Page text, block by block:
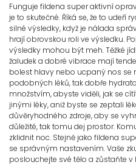
Funguje fildena super aktivní
je to skutečné. Říká se, že to udeří
silné výsledky, když je nálada
hrají obrovskou roli ve výsledku.
výsledky mohou být meh. Těžké
žaludek a dobré vibrace mají
bolest hlavy nebo ucpaný nos se
podobných léků, tak dobře
množstvím, abyste viděli, jak se
jinými léky, aniž byste se zeptali
důvěryhodného zdroje, aby se
důležité, tak tomu dej prostor.
zklidnit noc. Stejně jako fildena
se správným nastavením. Vaše
poslouchejte své tělo a zůstaňte v